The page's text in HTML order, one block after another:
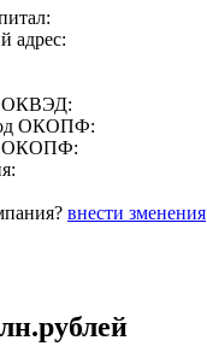
адрес:
ОКВЭД:
ОКОПФ:
ОКОПФ:
внести зменения